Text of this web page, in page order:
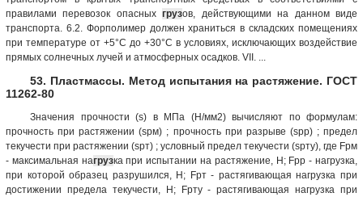
правилами перевозок опасныхгрузов, действующими на данном виде
транспорта. 6.2. Форполимер должен храниться в складских помещениях
при температуре от +5°С до +30°С в условиях, исключающих воздействие
прямых солнечных лучей и атмосферных осадков. VII. ...
53. Пластмассы. Метод испытания на растяжение. ГОСТ
11262-80
Значения прочности (s) в МПа (Н/мм2) вычисляют по формулам:
прочность при растяжении (sрм) ; прочность при разрыве (sрр) ; предел
текучести при растяжении (sрт) ; условный предел текучести (sрту), где Fрм
- максимальная нагрузка при испытании на растяжение, Н; Fрр - нагрузка,
при которой образец разрушился, Н; Fрт - растягивающая нагрузка при
достижении предела текучести, Н; Fрту - растягивающая нагрузка при